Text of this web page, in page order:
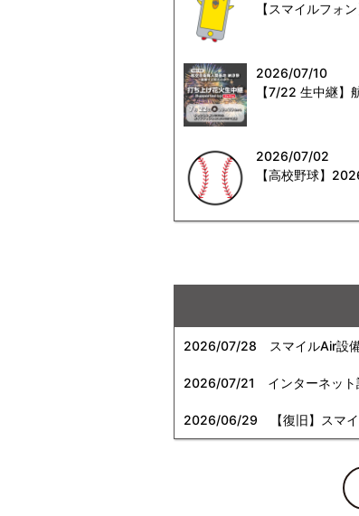
【スマイルフォ
2026/07/10
【7/22 生中継】
2026/07/02
【高校野球】
2026/07/28 スマイルAir設
2026/07/21 インターネット
2026/06/29 【復旧】スマイ